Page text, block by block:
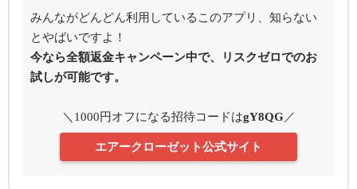
みんながどんどん利用しているこのアプリ、知らない
とやばいですよ！
今なら全額返金キャンペーン中で、リスクゼロでのお
試しが可能です。
＼1000円オフになる招待コードはgY8QG／
エアークローゼット公式サイト